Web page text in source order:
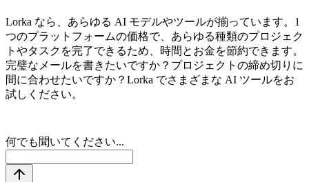
Lorka なら、あらゆる AI モデルやツールが揃っています。1
つのプラットフォームの価格で、あらゆる種類のプロジェク
トやタスクを完了できるため、時間とお金を節約できます。
完璧なメールを書きたいですか？プロジェクトの締め切りに
間に合わせたいですか？Lorka でさまざまな AI ツールをお
試しください。
何でも聞いてください...